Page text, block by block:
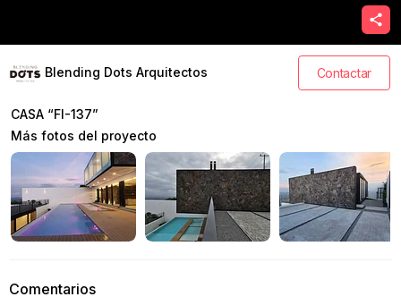
Blending Dots Arquitectos Contactar
CASA “FI-137”
Más fotos del proyecto
Comentarios